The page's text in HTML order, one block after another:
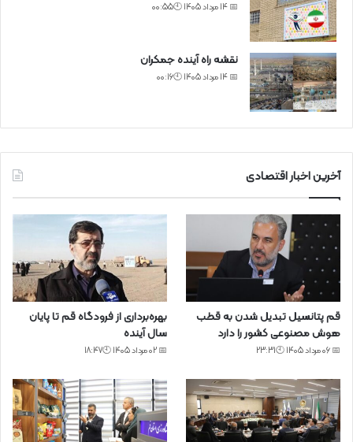
📅 14 مرداد 1405 🕙00:55
نقشه راه آینده جمکران
📅 14 مرداد 1405 🕙00:16
آخرین اخبار اقتصادی
قم پتانسیل تبدیل شدن به قطب
هوش مصنوعی کشور را دارد
📅 06 مرداد 1405 🕙23:31
بهره‌برداری از فرودگاه قم تا پایان
سال آینده
📅 02 مرداد 1405 🕙18:47